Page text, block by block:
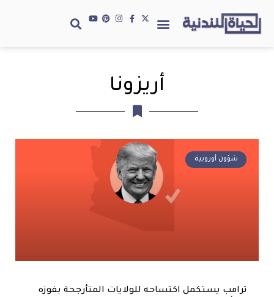
أريزونا
شؤون أوروبية
ترامب يستكمل اكتساحه للولايات المتأرجحة بفوزه